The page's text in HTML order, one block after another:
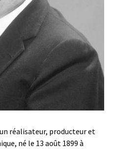
réalisateur, producteur et
né le 13 août 1899 à